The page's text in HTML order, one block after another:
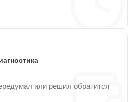
или решил обратится